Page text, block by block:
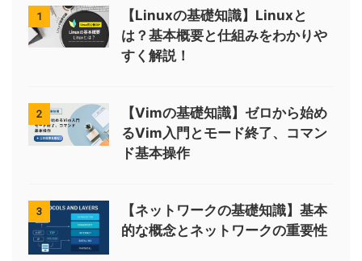
1
【Linuxの基礎知識】Linuxと
は？基本概要と仕組みをわかりや
すく解説！
2
【Vimの基礎知識】ゼロから始め
るVim入門とモード終了、コマン
ド基本操作
3
【ネットワークの基礎知識】基本
的な概念とネットワークの重要性